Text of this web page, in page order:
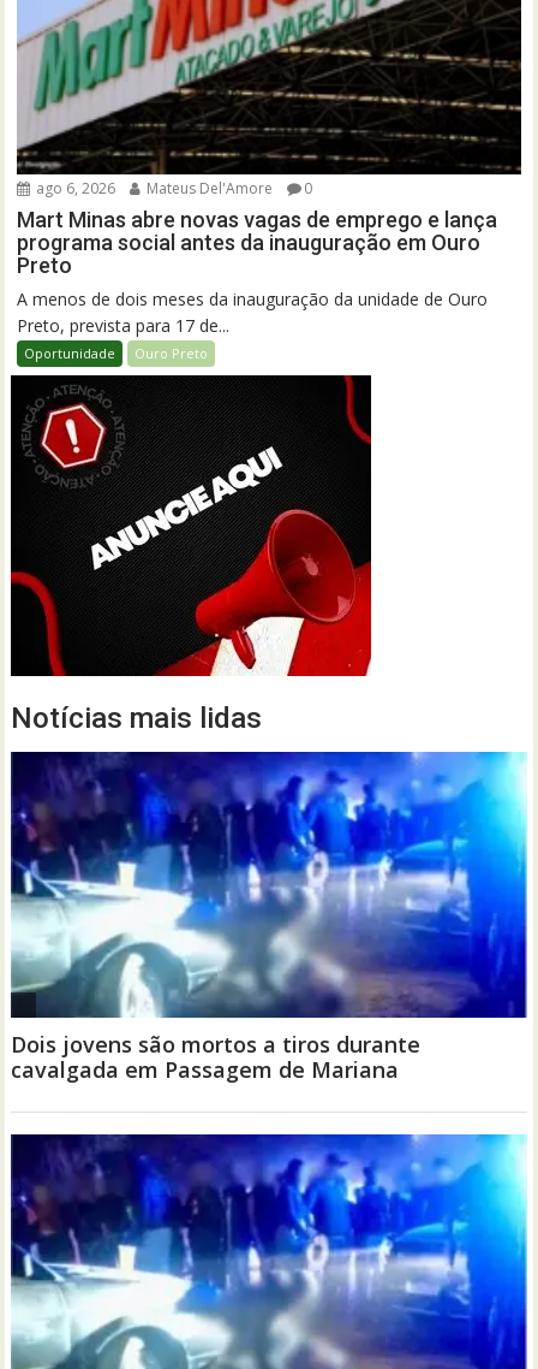
ago 6, 2026 Mateus Del'Amore 0
Mart Minas abre novas vagas de emprego e lança
programa social antes da inauguração em Ouro
Preto
A menos de dois meses da inauguração da unidade de Ouro
Preto, prevista para 17 de...
Oportunidade Ouro Preto
Notícias mais lidas